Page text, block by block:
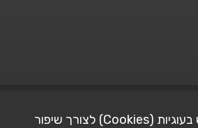
אתר זה משתמש בעוגיות (Cookies) לצורך שיפור